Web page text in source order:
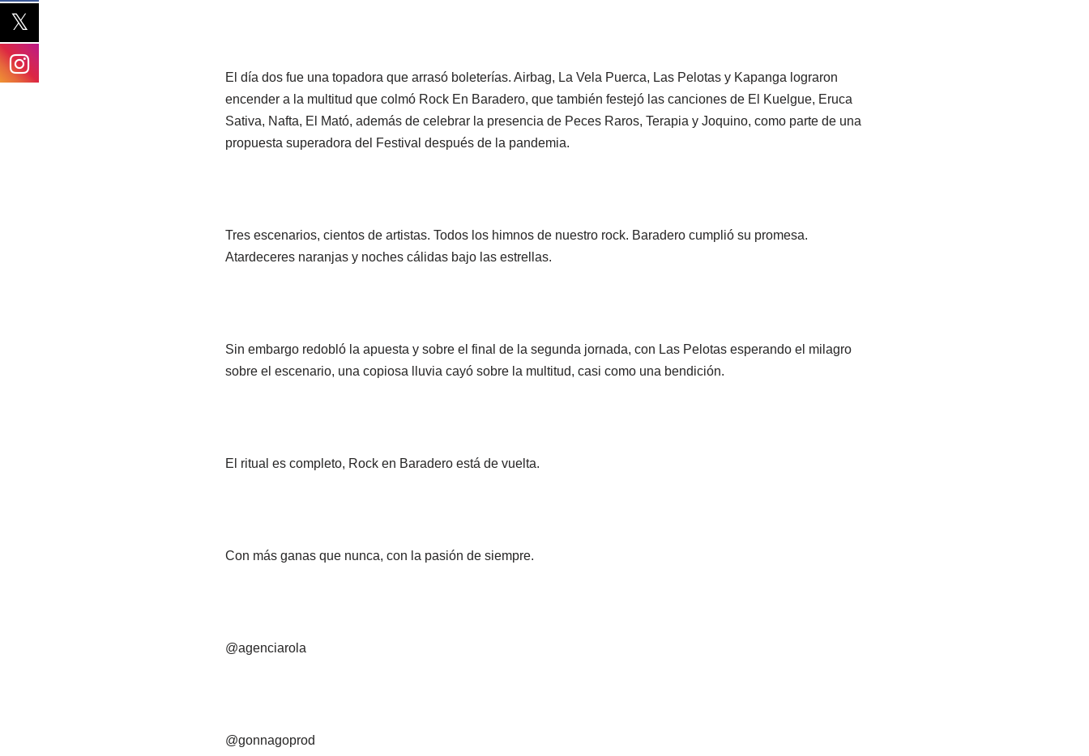
El día dos fue una topadora que arrasó boleterías. Airbag, La Vela Puerca, Las Pelotas y Kapanga lograron
encender a la multitud que colmó Rock En Baradero, que también festejó las canciones de El Kuelgue, Eruca
Sativa, Nafta, El Mató, además de celebrar la presencia de Peces Raros, Terapia y Joquino, como parte de una
propuesta superadora del Festival después de la pandemia.
Tres escenarios, cientos de artistas. Todos los himnos de nuestro rock. Baradero cumplió su promesa.
Atardeceres naranjas y noches cálidas bajo las estrellas.
Sin embargo redobló la apuesta y sobre el final de la segunda jornada, con Las Pelotas esperando el milagro
sobre el escenario, una copiosa lluvia cayó sobre la multitud, casi como una bendición.
El ritual es completo, Rock en Baradero está de vuelta.
Con más ganas que nunca, con la pasión de siempre.
@agenciarola
@gonnagoprod